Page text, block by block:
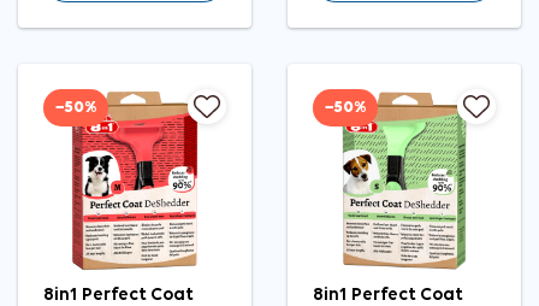
−50%
8in1 Perfect Coat
−50%
8in1 Perfect Coat